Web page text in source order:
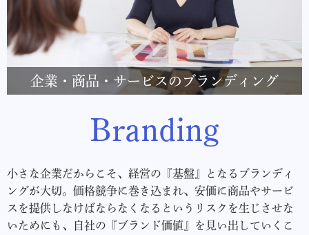
企業・商品・サービスのブランディング
Branding
小さな企業だからこそ、経営の『基盤』となるブランディ
ングが大切。価格競争に巻き込まれ、安価に商品やサービ
スを提供しなけばならなくなるというリスクを生じさせな
いためにも、自社の『ブランド価値』を見い出していくこ